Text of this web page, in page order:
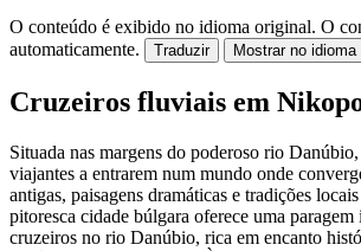
O conteúdo é exibido no idioma original. O
automaticamente.
Traduzir Mostrar no idioma
Cruzeiros fluviais em
Situada nas margens do poderoso rio
viajantes a entrarem num mundo onde
antigas, paisagens dramáticas e tradições
pitoresca cidade búlgara oferece uma paragem
cruzeiros no rio Danúbio, rica em encanto